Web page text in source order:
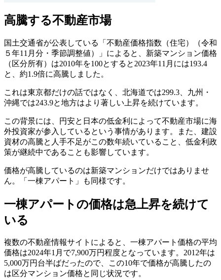
高騰する不動産市場
国土交通省が公表している「不動産価格指数（住宅）（令和
５年11月分・季節調整値）」によると、新築マンション価格
（区分所有）は2010年を100とすると2023年11月には193.4
と、約1.9倍に高騰しました。
これは東京都だけの話ではなく、北海道では299.3、九州・
沖縄では243.9と地方はより著しい上昇を続けています。
この背景には、円安と日本の低金利によって不動産市場に海
外投資家が参入しているという事情があります。また、建設
資材の高騰と人手不足がこの数年続いていること、低金利政
策が継続中であることも影響しています。
価格が高騰しているのは新築マンションだけではありませ
ん。「一棟アパート」も同様です。
一棟アパートの価格は急上昇を続けて
いる
複数の不動産情報サイトによると、一棟アパート価格の平均
価格は2024年1月で7,900万円程度となっています。2012年は
5,000万円台半ばだったので、この10年で価格が高騰したの
は区分マンション価格と同じ状況です。